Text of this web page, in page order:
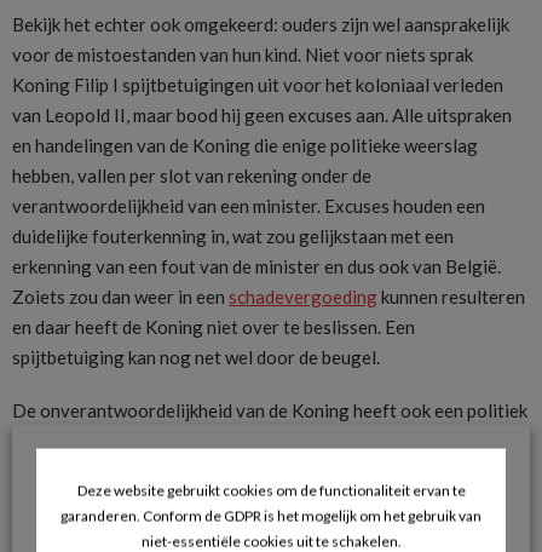
Bekijk het echter ook omgekeerd: ouders zijn wel aansprakelijk
voor de mistoestanden van hun kind. Niet voor niets sprak
Koning Filip I spijtbetuigingen uit voor het koloniaal verleden
van Leopold II, maar bood hij geen excuses aan. Alle uitspraken
en handelingen van de Koning die enige politieke weerslag
hebben, vallen per slot van rekening onder de
verantwoordelijkheid van een minister. Excuses houden een
duidelijke fouterkenning in, wat zou gelijkstaan met een
erkenning van een fout van de minister en dus ook van België.
Zoiets zou dan weer in een schadevergoedingkunnen resulteren
en daar heeft de Koning niet over te beslissen. Een
spijtbetuiging kan nog net wel door de beugel.
De onverantwoordelijkheid van de Koning heeft ook een politiek
Geen persoonlijke macht
Deze website gebruikt cookies om de functionaliteit ervan te
garanderen. Conform de GDPR is het mogelijk om het gebruik van
niet-essentiële cookies uit te schakelen.